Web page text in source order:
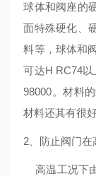
球体和阀座的
面特殊硬化、
料等，球体和
可达H RC74
98000。材料
材料还其有很
2、防止阀门
高温工况下